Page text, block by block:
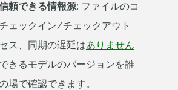
頼できる情報源: ファイルのコ
ェックイン/チェックアウト
ス、同期の遅延はありません
きるモデルのバージョンを誰
場で確認できます。